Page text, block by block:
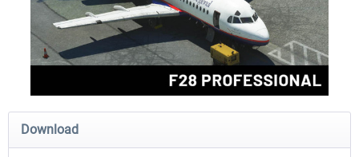
FlightSim Studio - E-Jets 170/175 Aerosoft Aircraft A340-
Download